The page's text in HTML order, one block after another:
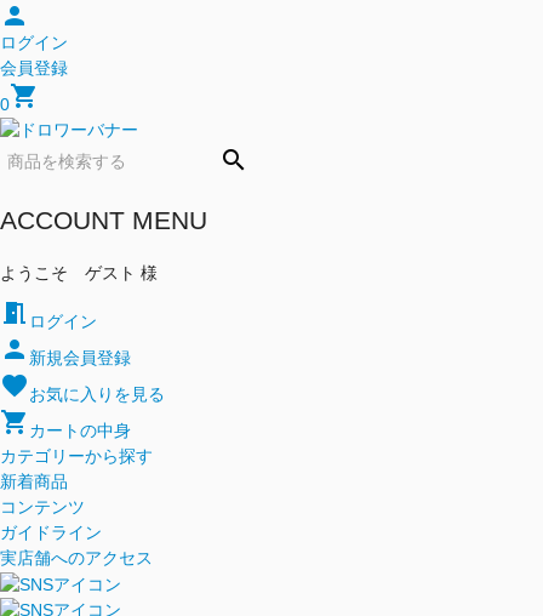
person
ログイン
会員登録
0shopping_cart
search
ACCOUNT MENU
ようこそ ゲスト 様
meeting_room ログイン
person 新規会員登録
favoriteお気に入りを見る
shopping_cart カートの中身
カテゴリーから探す
新着商品
コンテンツ
ガイドライン
実店舗へのアクセス